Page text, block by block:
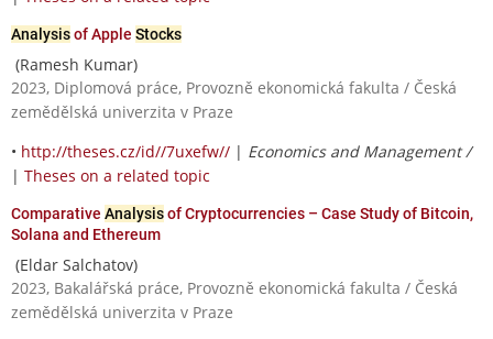
Analysisof Apple Stocks
(Ramesh Kumar)
2023, Diplomová práce, Provozně ekonomická fakulta / Česká
zemědělská univerzita v Praze
• http://theses.cz/id//7uxefw// | Economics and Management /
| Theses on a related topic
Comparative Analysisof Cryptocurrencies – Case Study of Bitcoin,
Solana and Ethereum
(Eldar Salchatov)
2023, Bakalářská práce, Provozně ekonomická fakulta / Česká
zemědělská univerzita v Praze